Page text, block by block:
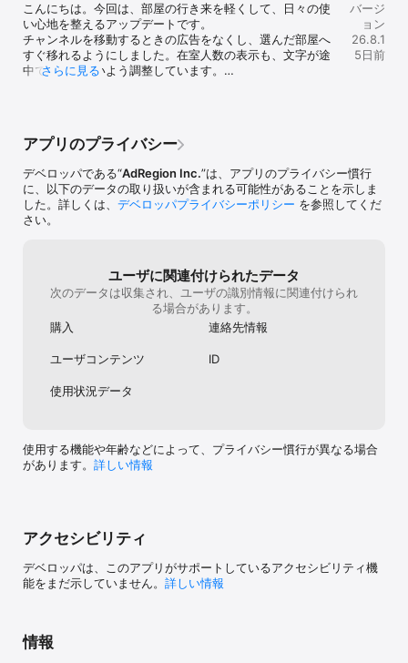
プリの使い方」
ない事があれ
ください( ´ ▽ `
れるようにする
しなくてもよく
を集めなくても
ち上げれば人が
こんにちは。今回は、部屋の行き来を軽くして、日々の使
い心地を整えるアップデートです。
チャンネルを移動するときの広告をなくし、選んだ部屋へ
すぐ移れるようにしました。在室人数の表示も、文字が途
中で切れにくいよう調整しています。
さらに見る
バージ
ョン
26.8.1
5日前
アプリのプライバシー
デベロッパである“AdRegion Inc.”は、アプリのプライバシー慣行
に、以下のデータの取り扱いが含まれる可能性があることを示しま
した。詳しくは、 デベロッパプライバシーポリシー を参照してくだ
さい。
ユーザに関連付けられたデータ
次のデータは収集され、ユーザの識別情報に関連付けられ
る場合があります。
購入
連絡先情報
ユーザコンテンツ ID
使用状況データ
使用する機能や年齢などによって、プライバシー慣行が異なる場合
があります。 詳しい情報
アクセシビリティ
デベロッパは、このアプリがサポートしているアクセシビリティ機
能をまだ示していません。 詳しい情報
情報